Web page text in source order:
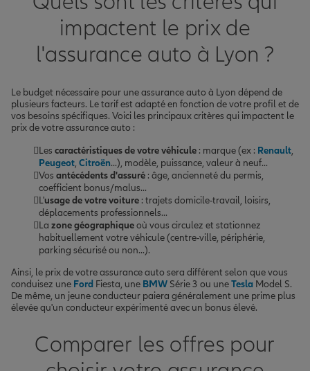
impactent le prix de
l'assurance auto à Lyon ?
Le budget nécessaire pour une assurance auto à Lyon dépend de
plusieurs facteurs. Le tarif est adapté en fonction de votre profil et de
vos besoins spécifiques. Voici les principaux critères qui impactent le
prix de votre assurance auto :
Les caractéristiques de votre véhicule : marque (ex : Renault,
Peugeot, Citroën...), modèle, puissance, valeur à neuf...
Vos antécédents d'assuré : âge, ancienneté du permis,
coefficient bonus/malus...
L'usage de votre voiture : trajets domicile-travail, loisirs,
déplacements professionnels...
La zone géographiqueoù vous circulez et stationnez
habituellement votre véhicule (centre-ville, périphérie,
parking sécurisé ou non...).
Ainsi, le prix de votre assurance auto sera différent selon que vous
conduisez une Ford Fiesta, une BMW Série 3 ou uneTesla Model S.
De même, un jeune conducteur paiera généralement une prime plus
élevée qu'un conducteur expérimenté avec un bonus élevé.
Comparer les offres pour